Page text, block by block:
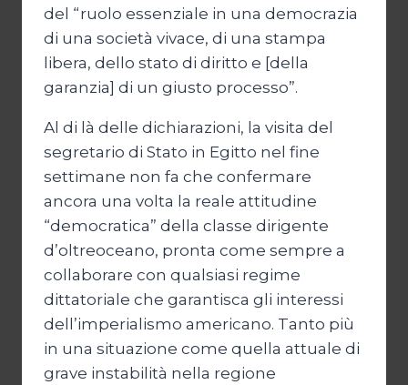
del “ruolo essenziale in una democrazia
di una società vivace, di una stampa
libera, dello stato di diritto e [della
garanzia] di un giusto processo”.
Al di là delle dichiarazioni, la visita del
segretario di Stato in Egitto nel fine
settimane non fa che confermare
ancora una volta la reale attitudine
“democratica” della classe dirigente
d’oltreoceano, pronta come sempre a
collaborare con qualsiasi regime
dittatoriale che garantisca gli interessi
dell’imperialismo americano. Tanto più
in una situazione come quella attuale di
grave instabilità nella regione